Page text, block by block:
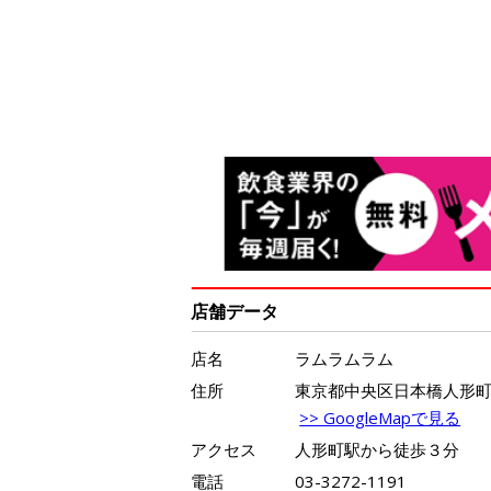
店舗データ
店名
ラムラムラム
住所
東京都中央区日本橋人形
>> GoogleMapで見る
アクセス
人形町駅から徒歩３分
電話
03-3272-1191